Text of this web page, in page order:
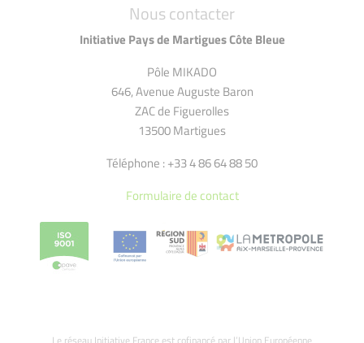
Nous contacter
Initiative Pays de Martigues Côte Bleue
Pôle MIKADO
646, Avenue Auguste Baron
ZAC de Figuerolles
13500 Martigues
Téléphone : +33 4 86 64 88 50
Formulaire de contact